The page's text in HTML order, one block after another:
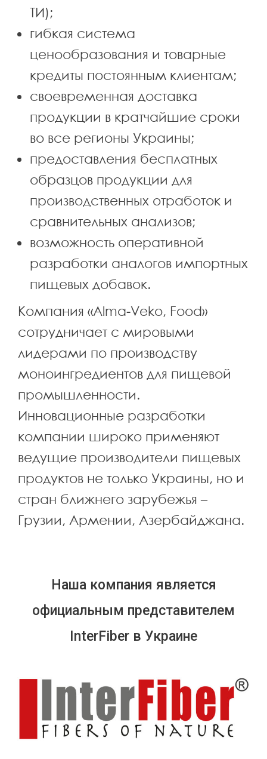
ТИ);
гибкая система
ценообразования и товарные
кредиты постоянным клиентам;
своевременная доставка
продукции в кратчайшие сроки
во все регионы Украины;
предоставления бесплатных
образцов продукции для
производственных отработок и
сравнительных анализов;
возможность оперативной
разработки аналогов импортных
пищевых добавок.
Компания «Alma-Veko, Food»
сотрудничает с мировыми
лидерами по производству
моноингредиентов для пищевой
промышленности.
Инновационные разработки
компании широко применяют
ведущие производители пищевых
продуктов не только Украины, но и
стран ближнего зарубежья –
Грузии, Армении, Азербайджана.
Наша компания является
официальным представителем
InterFiber в Украине